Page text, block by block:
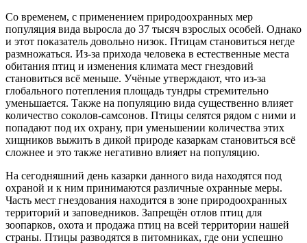
Со временем, с применением природоохранных мер
популяция вида выросла до 37 тысяч взрослых особей. Однако
и этот показатель довольно низок. Птицам становиться негде
размножаться. Из-за прихода человека в естественные места
обитания птиц и изменения климата мест гнездовий
становиться всё меньше. Учёные утверждают, что из-за
глобального потепления площадь тундры стремительно
уменьшается. Также на популяцию вида существенно влияет
количество соколов-самсонов. Птицы селятся рядом с ними и
попадают под их охрану, при уменьшении количества этих
хищников выжить в дикой природе казаркам становиться всё
сложнее и это также негативно влияет на популяцию.
На сегодняшний день казарки данного вида находятся под
охраной и к ним принимаются различные охранные меры.
Часть мест гнездования находится в зоне природоохранных
территорий и заповедников. Запрещён отлов птиц для
зоопарков, охота и продажа птиц на всей территории нашей
страны. Птицы разводятся в питомниках, где они успешно